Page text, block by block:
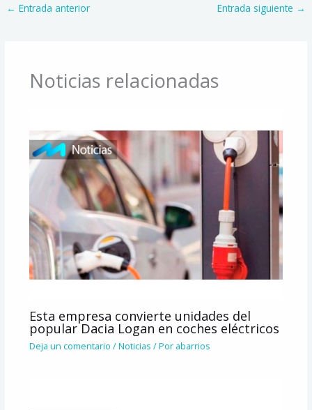
← Entrada anterior Entrada siguiente →
Noticias relacionadas
Esta empresa convierte unidades del
popular Dacia Logan en coches eléctricos
Deja un comentario /Noticias / Por abarrios